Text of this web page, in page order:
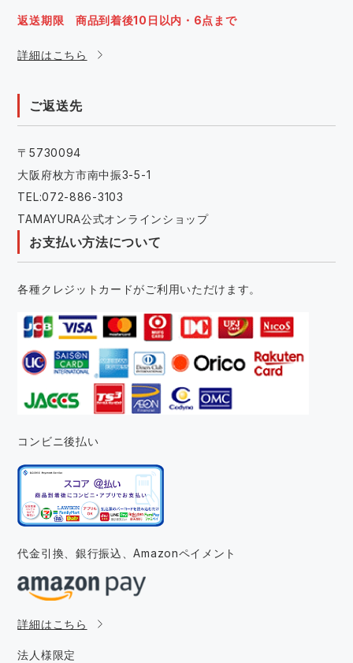
返送期限 商品到着後10日以内・6点まで
詳細はこちら
ご返送先
〒5730094
大阪府枚方市南中振3-5-1
TEL:072-886-3103
TAMAYURA公式オンラインショップ
お支払い方法について
各種クレジットカードがご利用いただけます。
コンビニ後払い
代金引換、銀行振込、Amazonペイメント
詳細はこちら
法人様限定